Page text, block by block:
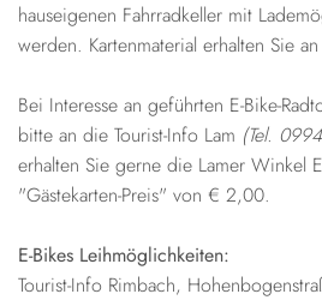
hauseigenen Fahrradkeller mit
werden. Kartenmaterial erhalten Sie
Bei Interesse an geführten E-Bike-
bitte an die Tourist-Info Lam (Tel.
erhalten Sie gerne die Lamer Winkel
"Gästekarten-Preis" von € 2,00.
E-Bikes Leihmöglichkeiten:
Tourist-Info Rimbach,